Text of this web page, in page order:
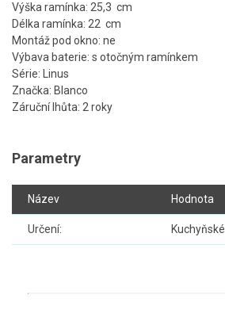
Výška ramínka: 25,3 cm
Délka ramínka: 22 cm
Montáž pod okno: ne
Výbava baterie: s otočným ramínkem
Série: Linus
Značka: Blanco
Záruční lhůta: 2 roky
Parametry
Název Hodnota
Určení: Kuchyňské